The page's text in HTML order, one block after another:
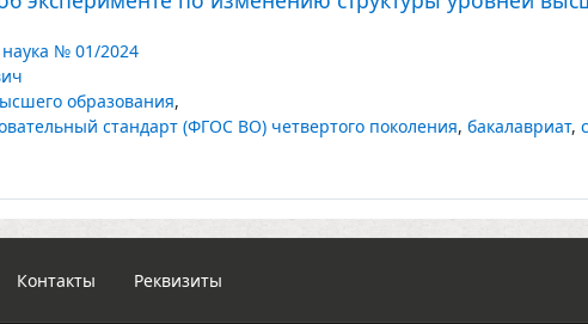
№ 01/2024
образования,
стандарт (ФГОС ВО) четвертого поколения, бакалавриат,
Контакты Реквизиты